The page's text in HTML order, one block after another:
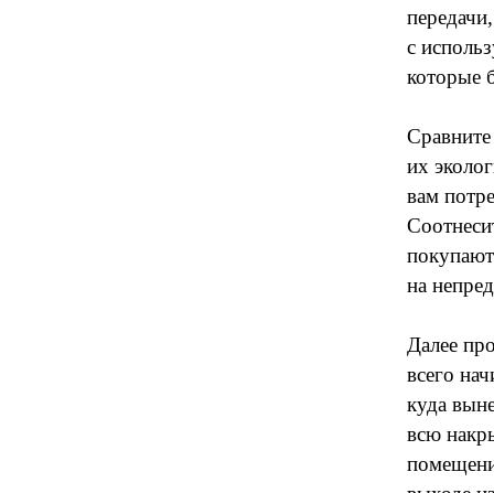
с
которые
Сравните
их
вам
на
Далее
всего
куда
всю